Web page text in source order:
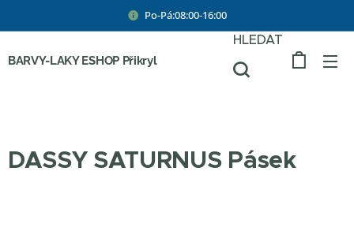
Po-Pá:08:00-16:00
BARVY-LAKY ESHOP Přikryl
HLEDAT
DASSY SATURNUS Pásek